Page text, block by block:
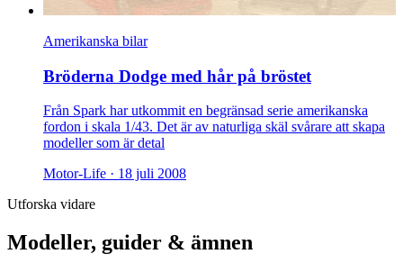
Amerikanska bilar
Bröderna Dodge med hår på bröstet
Från Spark har utkommit en begränsad serie amerikanska
fordon i skala 1/43. Det är av naturliga skäl svårare att skapa
modeller som är detal
Motor-Life · 18 juli 2008
Utforska vidare
Modeller, guider & ämnen